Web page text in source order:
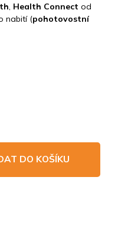
DO KOŠÍKU
, Health Connect od
nabití (pohotovostní